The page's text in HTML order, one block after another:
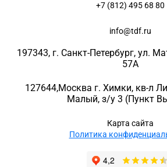
+7 (812) 495 68 80
info@tdf.ru
197343, г. Санкт-Петербург, ул.
57A
127644,Москва г. Химки, кв-л
Малый, з/у 3 (Пункт
Карта сайта
Политика